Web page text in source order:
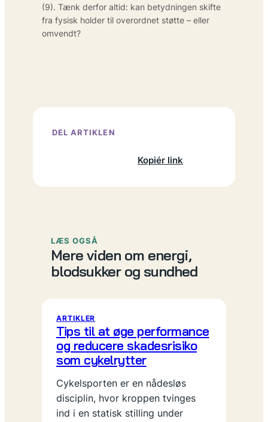
(9). Tænk derfor altid: kan betydningen skifte
fra fysisk holder til overordnet støtte – eller
omvendt?
DEL ARTIKLEN
Kopiér link
LÆS OGSÅ
Mere viden om energi,
blodsukker og sundhed
ARTIKLER
Tips til at øge performance
og reducere skadesrisiko
som cykelrytter
Cykelsporten er en nådesløs
disciplin, hvor kroppen tvinges
ind i en statisk stilling under